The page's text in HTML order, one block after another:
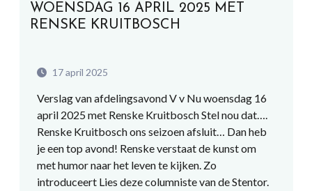
WOENSDAG 16 APRIL 2025 MET
RENSKE KRUITBOSCH
17 april 2025
Verslag van afdelingsavond V v Nu woensdag 16
april 2025 met Renske Kruitbosch Stel nou dat….
Renske Kruitbosch ons seizoen afsluit… Dan heb
je een top avond! Renske verstaat de kunst om
met humor naar het leven te kijken. Zo
introduceert Lies deze columniste van de Stentor.